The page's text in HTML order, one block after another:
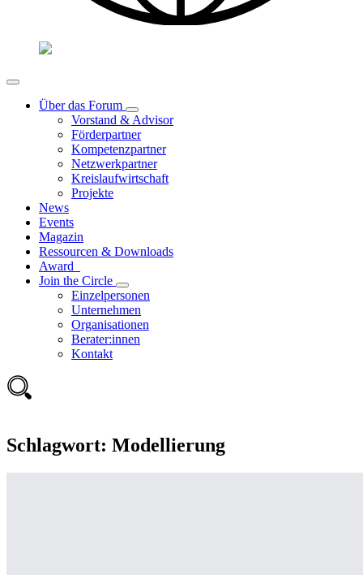
Über das Forum
Vorstand & Advisor
Förderpartner
Kompetenzpartner
Netzwerkpartner
Kreislaufwirtschaft
Projekte
News
Events
Magazin
Ressourcen & Downloads
Award
Join the Circle
Einzelpersonen
Unternehmen
Organisationen
Berater:innen
Kontakt
Schlagwort: Modellierung